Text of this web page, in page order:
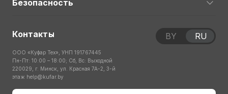
Безопасность
Контакты
ООО «Куфар Тех», УНП 191767445
Пн-Пт: 10:00 – 18:00; Сб, Вс: Выходной
220029, г. Минск, ул. Красная 7А-2, 3-й
этаж help@kufar.by
BY RU